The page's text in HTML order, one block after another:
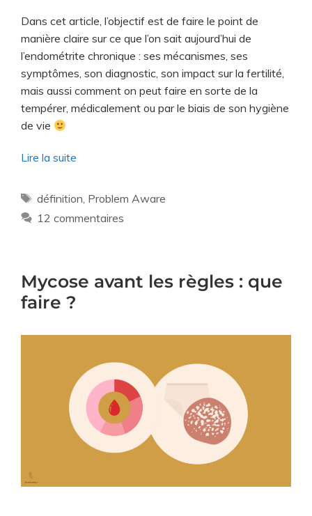
Dans cet article, l’objectif est de faire le point de
manière claire sur ce que l’on sait aujourd’hui de
l’endométrite chronique : ses mécanismes, ses
symptômes, son diagnostic, son impact sur la fertilité,
mais aussi comment on peut faire en sorte de la
tempérer, médicalement ou par le biais de son hygiène
de vie
Lire la suite
définition, Problem Aware
12 commentaires
Mycose avant les règles : que
faire ?